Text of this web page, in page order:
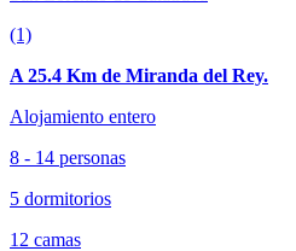
(1)
A 25.4 Km de Miranda del Rey.
Alojamiento entero
8 - 14 personas
5 dormitorios
12 camas